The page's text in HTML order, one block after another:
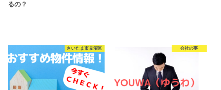
るの？
さいたま市見沼区 会社の事